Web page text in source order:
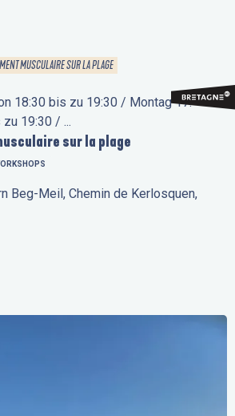
MUSCULAIRE SUR LA PLAGE
18:30 bis zu 19:30 / Montag 17.
19:30 / ...
sur la plage
Beg-Meil, Chemin de Kerlosquen,